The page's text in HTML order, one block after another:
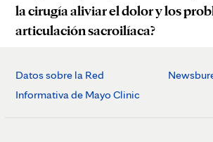
la cirugía aliviar el dolor y los
articulación sacroilíaca?
Datos sobre la Red
Informativa de Mayo Clinic